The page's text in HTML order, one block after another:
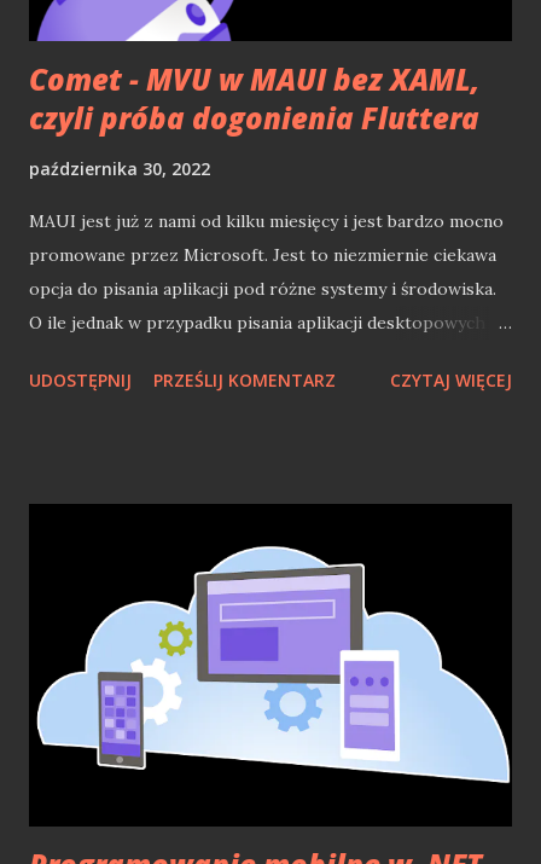
sposób, iż po pewnym czasie korzystania z niej,
dochodzimy do wniosku, i...
Comet - MVU w MAUI bez XAML,
czyli próba dogonienia Fluttera
października 30, 2022
MAUI jest już z nami od kilku miesięcy i jest bardzo mocno
promowane przez Microsoft. Jest to niezmiernie ciekawa
opcja do pisania aplikacji pod różne systemy i środowiska.
O ile jednak w przypadku pisania aplikacji desktopowych
deweloperów .NET, to w przypadku świata mobilnego jest
MAUI, które w 2021 roku nie doczekało się premiery,
powodowało ból głowy mobilnych deweloperów .NET.
Mimo, iż w maju 2022 roku MAUI miało oficjalną premierę,
to nadal sytuacja nie jest wcale lepsza. Samo MAUI nie jest
jeszcze narzędziem, które można uznać w 100% gotowe na
to, aby pójść z nim na produkcję. Wiele jeszcze mniejszych
niedoróbek i problemów spędza sen z powiek
wersję finalną, nie jest t...
UDOSTĘPNIJ PRZEŚLIJ KOMENTARZ CZYTAJ WIĘCEJ